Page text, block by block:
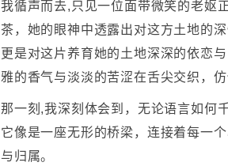
我循声而去,只见一位面带微笑的老妪
茶，她的眼神中透露出对这方土地的
更是对这片养育她的土地深深的依恋
雅的香气与淡淡的苦涩在舌尖交织，
那一刻,我深刻体会到，无论语言如何
它像是一座无形的桥梁，连接着每一
与归属。